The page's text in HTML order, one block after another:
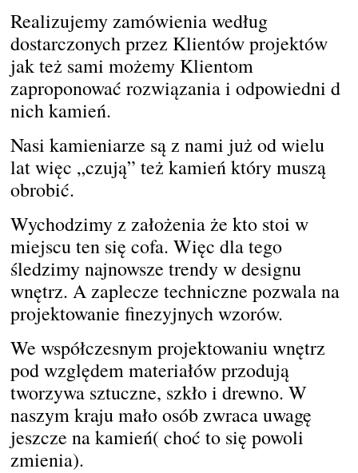
Realizujemy zamówienia według
dostarczonych przez Klientów projektów
jak też sami możemy Klientom
zaproponować rozwiązania i odpowiedni d
nich kamień.
Nasi kamieniarze są z nami już od wielu
lat więc „czują” też kamień który muszą
obrobić.
Wychodzimy z założenia że kto stoi w
miejscu ten się cofa. Więc dla tego
śledzimy najnowsze trendy w designu
wnętrz. A zaplecze techniczne pozwala na
projektowanie finezyjnych wzorów.
We współczesnym projektowaniu wnętrz
pod względem materiałów przodują
tworzywa sztuczne, szkło i drewno. W
naszym kraju mało osób zwraca uwagę
jeszcze na kamień( choć to się powoli
zmienia).